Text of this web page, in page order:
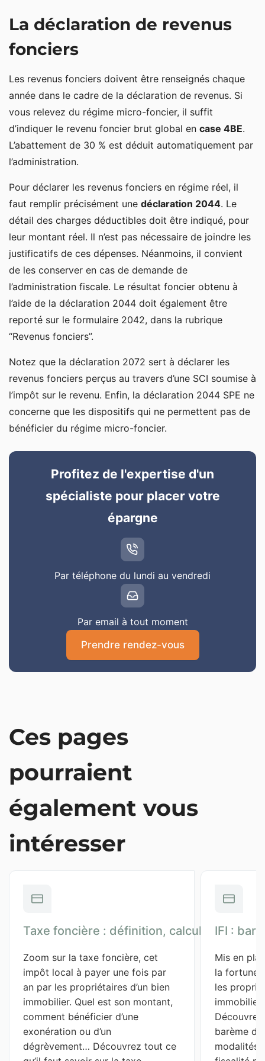
La déclaration de revenus
fonciers
Les revenus fonciers doivent être renseignés chaque
année dans le cadre de la déclaration de revenus. Si
vous relevez du régime micro-foncier, il suffit
d’indiquer le revenu foncier brut global en case 4BE.
L’abattement de 30 % est déduit automatiquement par
l’administration.
Pour déclarer les revenus fonciers en régime réel, il
faut remplir précisément une déclaration 2044. Le
détail des charges déductibles doit être indiqué, pour
leur montant réel. Il n’est pas nécessaire de joindre les
justificatifs de ces dépenses. Néanmoins, il convient
de les conserver en cas de demande de
l’administration fiscale. Le résultat foncier obtenu à
l’aide de la déclaration 2044 doit également être
reporté sur le formulaire 2042, dans la rubrique
“Revenus fonciers”.
Notez que la déclaration 2072 sert à déclarer les
revenus fonciers perçus au travers d’une SCI soumise à
l’impôt sur le revenu. Enfin, la déclaration 2044 SPE ne
concerne que les dispositifs qui ne permettent pas de
bénéficier du régime micro-foncier.
Profitez de l'expertise d'un
spécialiste pour placer votre
épargne
Par téléphone du lundi au vendredi
Par email à tout moment
Prendre rendez-vous
Ces pages
pourraient
également vous
intéresser
Taxe foncière : définition, calcul et
Zoom sur la taxe foncière, cet
impôt local à payer une fois par
an par les propriétaires d’un bien
immobilier. Quel est son montant,
comment bénéficier d’une
exonération ou d’un
dégrèvement… Découvrez tout ce
IFI :
Mis en
la fortune
les
barème
modalités